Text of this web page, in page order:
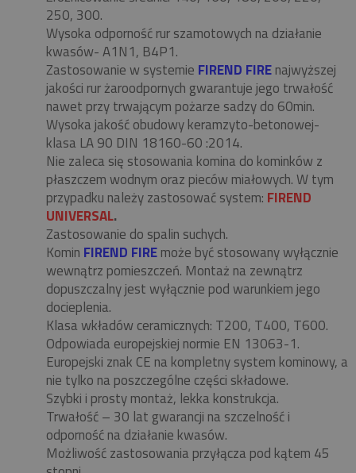
250, 300.
Wysoka odporność rur szamotowych na działanie
kwasów- A1N1, B4P1.
Zastosowanie w systemie FIREND FIREnajwyższej
jakości rur żaroodpornych gwarantuje jego trwałość
nawet przy trwającym pożarze sadzy do 60min.
Wysoka jakość obudowy keramzyto-betonowej-
klasa LA 90 DIN 18160-60 :2014.
Nie zaleca się stosowania komina do kominków z
płaszczem wodnym oraz pieców miałowych. W tym
przypadku należy zastosować system: FIREND
UNIVERSAL.
Zastosowanie do spalin suchych.
Komin FIREND FIREmoże być stosowany wyłącznie
wewnątrz pomieszczeń. Montaż na zewnątrz
dopuszczalny jest wyłącznie pod warunkiem jego
docieplenia.
Klasa wkładów ceramicznych: T200, T400, T600.
Odpowiada europejskiej normie EN 13063-1.
Europejski znak CE na kompletny system kominowy, a
nie tylko na poszczególne części składowe.
Szybki i prosty montaż, lekka konstrukcja.
Trwałość – 30 lat gwarancji na szczelność i
odporność na działanie kwasów.
Możliwość zastosowania przyłącza pod kątem 45